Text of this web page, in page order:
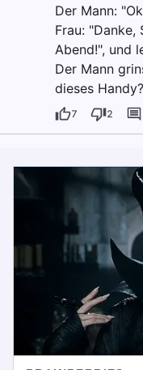
Der Mann:
Frau:
Abend!", und
Der Mann
dieses
7 2